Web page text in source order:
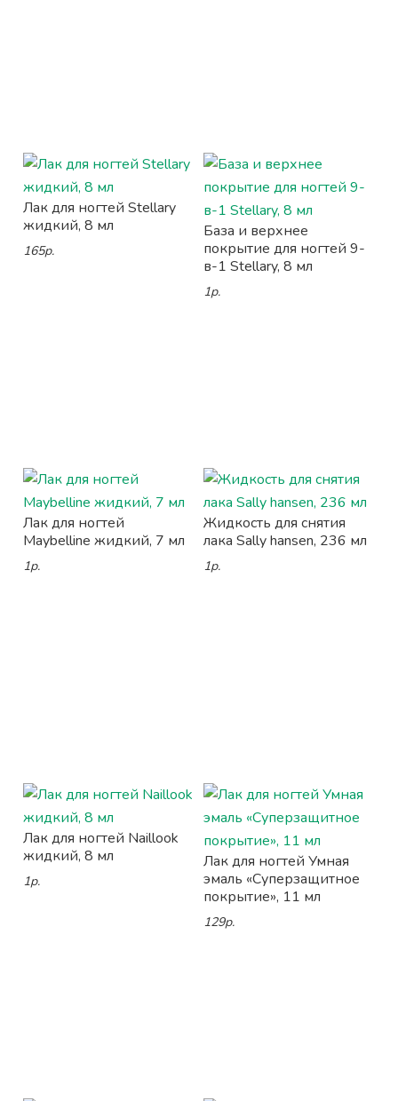
Лак для ногтей Stellary
жидкий, 8 мл
165р.
База и верхнее
покрытие для ногтей 9-
в-1 Stellary, 8 мл
1р.
Лак для ногтей
Maybelline жидкий, 7 мл
1р.
Жидкость для снятия
лака Sally hansen, 236 мл
1р.
Лак для ногтей Naillook
жидкий, 8 мл
1р.
Лак для ногтей Умная
эмаль «Суперзащитное
покрытие», 11 мл
129р.